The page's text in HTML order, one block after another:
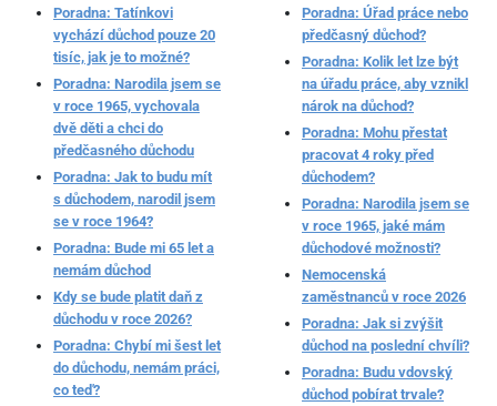
Poradna: Tatínkovi
vychází důchod pouze 20
tisíc, jak je to možné?
Poradna: Narodila jsem se
v roce 1965, vychovala
dvě děti a chci do
předčasného důchodu
Poradna: Jak to budu mít
s důchodem, narodil jsem
se v roce 1964?
Poradna: Bude mi 65 let a
nemám důchod
Kdy se bude platit daň z
důchodu v roce 2026?
Poradna: Chybí mi šest let
do důchodu, nemám práci,
co teď?
Poradna: Úřad práce nebo
předčasný důchod?
Poradna: Kolik let lze být
na úřadu práce, aby vznikl
nárok na důchod?
Poradna: Mohu přestat
pracovat 4 roky před
důchodem?
Poradna: Narodila jsem se
v roce 1965, jaké mám
důchodové možnosti?
Nemocenská
zaměstnanců v roce 2026
Poradna: Jak si zvýšit
důchod na poslední chvíli?
Poradna: Budu vdovský
důchod pobírat trvale?